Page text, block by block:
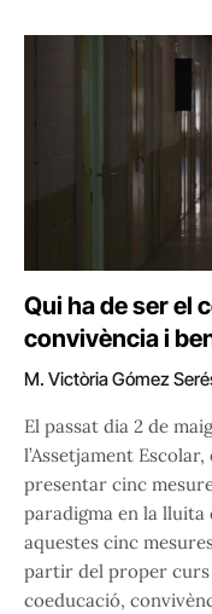
Qui ha de ser el
convivència i
M. Victòria Gómez
El passat dia 2 de
l’Assetjament
presentar cinc
paradigma en la lluita
aquestes cinc
partir del proper
coeducació,